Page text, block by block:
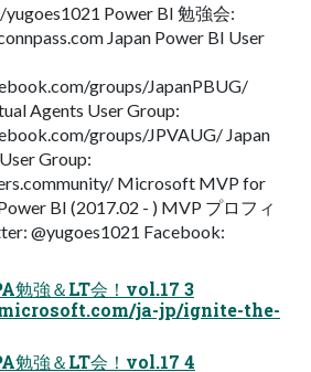
Power BI 勉強会:
Japan Power BI User
groups/JapanPBUG/
Agents User Group:
groups/JPVAUG/ Japan
Group:
Microsoft MVP for
BI (2017.02 - ) MVP プロフィ
@yugoes1021 Facebook:
勉強＆LT会！vol.17 3
ja-jp/ignite-the-
勉強＆LT会！vol.17 4